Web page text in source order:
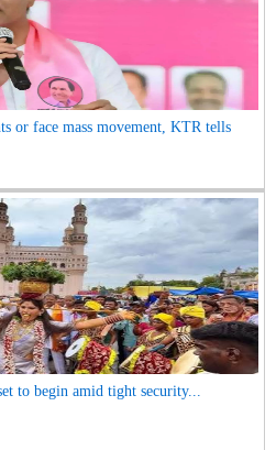
or face mass movement, KTR tells
to begin amid tight security...